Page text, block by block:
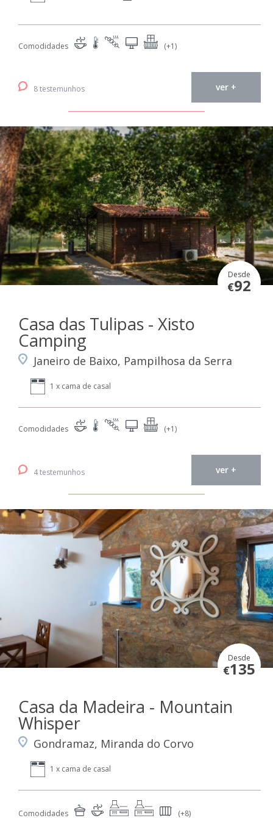
Comodidades (+1)
8 testemunhos ver +
Desde
€92
Casa das Tulipas - Xisto
Camping
Janeiro de Baixo, Pampilhosa da Serra
1 x cama de casal
Comodidades (+1)
4 testemunhos ver +
Desde
€135
Casa da Madeira - Mountain
Whisper
Gondramaz, Miranda do Corvo
1 x cama de casal
Comodidades (+8)